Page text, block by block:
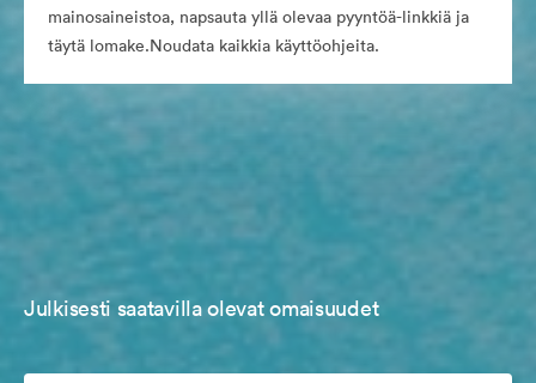
mainosaineistoa, napsauta yllä olevaa pyyntöä-linkkiä ja
täytä lomake.Noudata kaikkia käyttöohjeita.
Julkisesti saatavilla olevat omaisuudet